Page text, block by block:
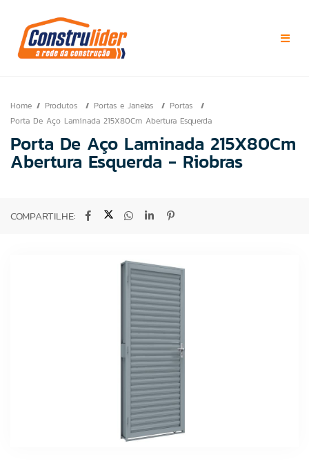
Home Produtos Portas e Janelas
Portas
Porta De Aço Laminada 215X80Cm Abertura Esquerda
Porta De Aço Laminada 215X80Cm
Abertura Esquerda - Riobras
COMPARTILHE: